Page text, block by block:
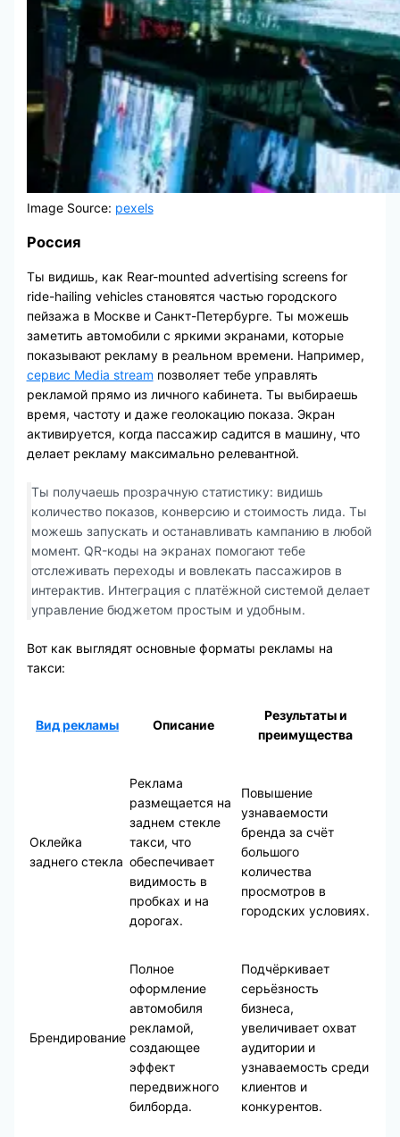
Image Source: pexels
Россия
Ты видишь, как Rear-mounted advertising screens for
ride-hailing vehicles становятся частью городского
пейзажа в Москве и Санкт-Петербурге. Ты можешь
заметить автомобили с яркими экранами, которые
показывают рекламу в реальном времени. Например,
сервис Media stream позволяет тебе управлять
рекламой прямо из личного кабинета. Ты выбираешь
время, частоту и даже геолокацию показа. Экран
активируется, когда пассажир садится в машину, что
делает рекламу максимально релевантной.
Ты получаешь прозрачную статистику: видишь
количество показов, конверсию и стоимость лида. Ты
можешь запускать и останавливать кампанию в любой
момент. QR-коды на экранах помогают тебе
отслеживать переходы и вовлекать пассажиров в
интерактив. Интеграция с платёжной системой делает
управление бюджетом простым и удобным.
Вот как выглядят основные форматы рекламы на
такси:
Вид рекламы Описание
Результаты и
преимущества
Оклейка
заднего стекла
Реклама
размещается на
заднем стекле
такси, что
обеспечивает
видимость в
пробках и на
дорогах.
Повышение
узнаваемости
бренда за счёт
большого
количества
просмотров в
городских условиях.
Брендирование
Полное
оформление
автомобиля
рекламой,
создающее
эффект
передвижного
билборда.
Подчёркивает
серьёзность
бизнеса,
увеличивает охват
аудитории и
узнаваемость среди
клиентов и
конкурентов.